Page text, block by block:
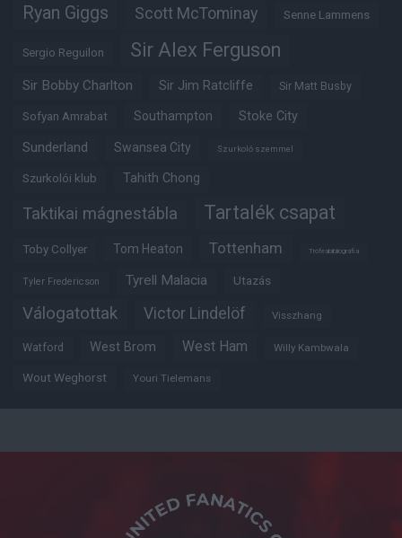
Ryan Giggs Scott McTominay Senne Lammens
Sergio Reguilon Sir Alex Ferguson
Sir Bobby Charlton Sir Jim Ratcliffe Sir Matt Busby
Sofyan Amrabat Southampton Stoke City
Sunderland Swansea City Szurkoló szemmel
Szurkolói klub Tahith Chong
Taktikai mágnestábla Tartalék csapat
Toby Collyer Tom Heaton Tottenham Trófeabibliográfia
Tyler Fredericson Tyrell Malacia Utazás
Válogatottak Victor Lindelöf Visszhang
Watford West Brom West Ham Willy Kambwala
Wout Weghorst Youri Tielemans